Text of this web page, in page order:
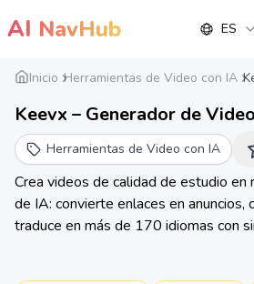
AI NavHub ES
Inicio Herramientas de Video con IA
Keevx – Generador de
para Comercio Electrónico,
Capacitación
Herramientas de Video con IA
Crea videos de calidad de estudio en
de IA: convierte enlaces en anuncios,
traduce en más de 170 idiomas con